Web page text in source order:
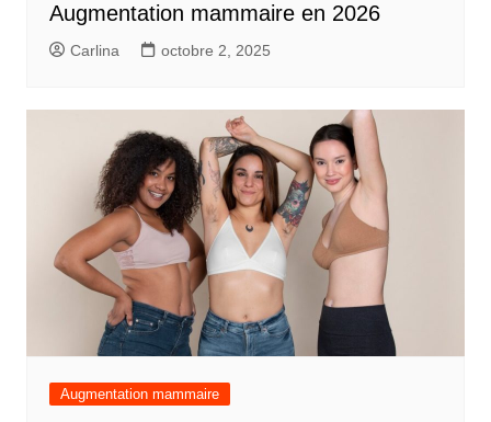
Augmentation mammaire en 2026
Carlina octobre 2, 2025
Augmentation mammaire